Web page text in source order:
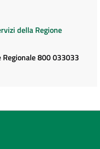
della Regione
800 033033